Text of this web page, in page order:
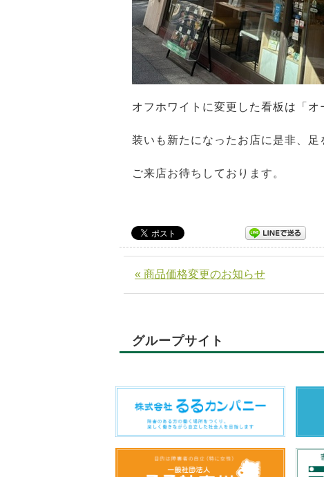
オフホワイトに変更した看板は「
装いも新たになったお店に是非、足
ご来店お待ちしております。
« 商品価格変更のお知らせ
グループサイト